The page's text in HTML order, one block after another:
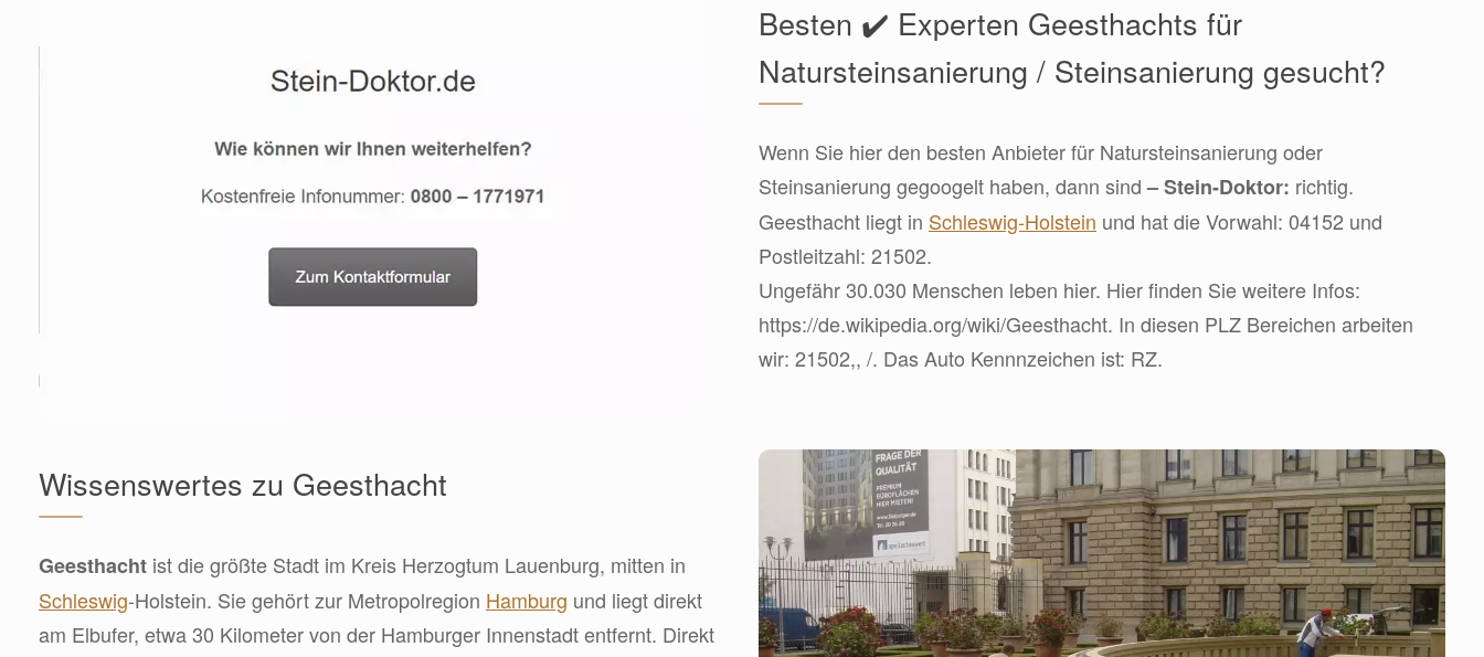
Besten ✔️ Experten Geesthachts für
Natursteinsanierung / Steinsanierung gesucht?
Wenn Sie hier den besten Anbieter für Natursteinsanierung oder
Steinsanierung gegoogelt haben, dann sind– Stein-Doktor: richtig.
Geesthacht liegt in Schleswig-Holstein und hat die Vorwahl: 04152 und
Postleitzahl: 21502.
Ungefähr 30.030 Menschen leben hier. Hier finden Sie weitere Infos:
https://de.wikipedia.org/wiki/Geesthacht. In diesen PLZ Bereichen arbeiten
wir: 21502,, /. Das Auto Kennnzeichen ist: RZ.
Wissenswertes zu Geesthacht
Geesthacht ist die größte Stadt im Kreis Herzogtum Lauenburg, mitten in
Schleswig-Holstein. Sie gehört zur Metropolregion Hamburg und liegt direkt
am Elbufer, etwa 30 Kilometer von der Hamburger Innenstadt entfernt. Direkt